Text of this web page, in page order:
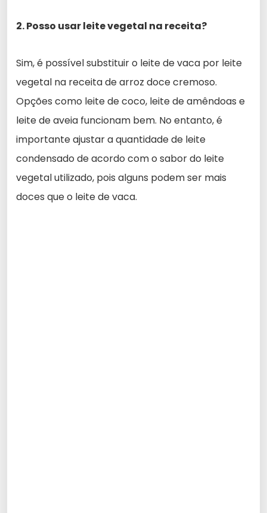
2. Posso usar leite vegetal na receita?
Sim, é possível substituir o leite de vaca por leite
vegetal na receita de arroz doce cremoso.
Opções como leite de coco, leite de amêndoas e
leite de aveia funcionam bem. No entanto, é
importante ajustar a quantidade de leite
condensado de acordo com o sabor do leite
vegetal utilizado, pois alguns podem ser mais
doces que o leite de vaca.